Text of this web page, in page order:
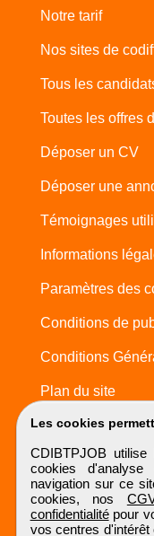
Les cookies
CDIBTPJOB
cookies d'analyse
navigation sur ce
cookies, nos
confidentialitépour
vos centres
Notre tarif
Nos sites de
Tous les
Toutes les offres
Déposer un CV
Déposer une
Témoignages
Informations
Paramètres des
Conditions de
Conditions
Plan du site